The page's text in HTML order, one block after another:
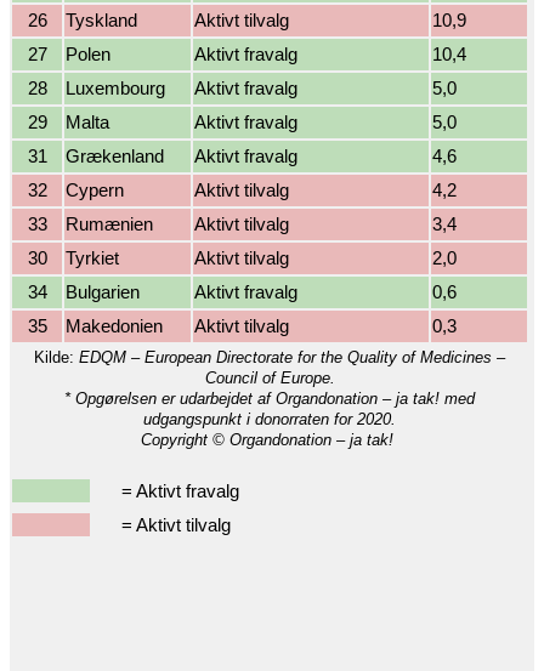
26
Tyskland Aktivt tilvalg
10,9
27
Polen Aktivt fravalg
10,4
28
Luxembourg Aktivt fravalg
5,0
29
Malta Aktivt fravalg
5,0
31
Grækenland Aktivt fravalg
4,6
32
Cypern Aktivt tilvalg
4,2
33
Rumænien Aktivt tilvalg
3,4
30
Tyrkiet Aktivt tilvalg
2,0
34
Bulgarien Aktivt fravalg
0,6
35
Makedonien Aktivt tilvalg 0,3
Kilde: EDQM – European Directorate for the Quality of Medicines –
Council of Europe.
* Opgørelsen er udarbejdet af Organdonation – ja tak! med
udgangspunkt i donorraten for 2020.
Copyright © Organdonation – ja tak!
= Aktivt fravalg
= Aktivt tilvalg